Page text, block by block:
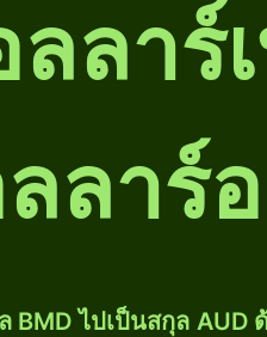
ลาร์
ลาร์
BMD ไปเป็นสกุล